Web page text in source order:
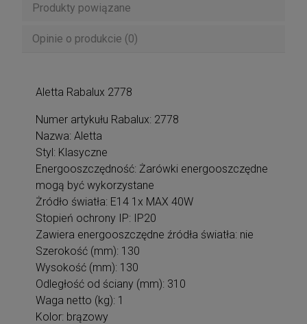
Produkty powiązane
Opinie o produkcie (0)
Aletta Rabalux 2778
Numer artykułu Rabalux: 2778
Nazwa: Aletta
Styl: Klasyczne
Energooszczędność: Żarówki energooszczędne
mogą być wykorzystane
Żródło światła: E14 1x MAX 40W
Stopień ochrony IP: IP20
Zawiera energooszczędne źródła światła: nie
Szerokość (mm): 130
Wysokość (mm): 130
Odległość od ściany (mm): 310
Waga netto (kg): 1
Kolor: brązowy